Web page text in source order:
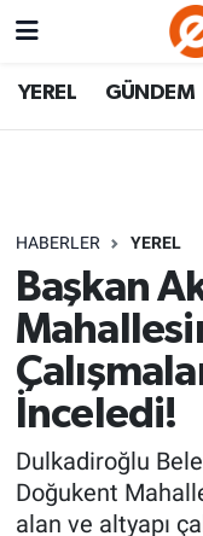
YEREL GÜNDEM
HABERLER YEREL
Başkan
İnceledi!
Dulkadiroğlu
Doğukent
alan ve altyapı